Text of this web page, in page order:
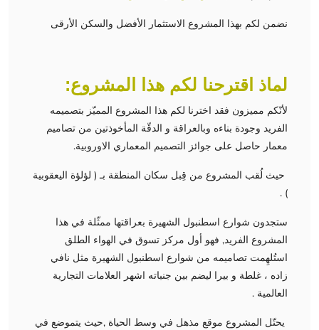
نضمن لكم بهذا المشروع الاستثمار الأفضل والسكن الأرقى
لماذ اقترحنا لكم هذا المشروع:
لأنّكم مميزون فقد اخترنا لكم هذا المشروع المميّز بتصميمه
الفريد وجودة بناءه وبالعراقة و الدقّة المأخوذتين من تصاميم
معمار حاصل على جوائز التصميم المعماري الاوروبية.
حيث لُقب المشروع من قِبل سكان المنطقة بـ ( لؤلؤة اليعقوبية
) .
ستجدون شوارع اسطنبول الشهيرة بعراقتها ممثّلة في هذا
المشروع الفريد, فهو أول مركز تسوق في الهواء الطلق
استُلهِمت تصاميمه من شوارع اسطنبول الشهيرة مثل نافي
زاده ، غلطة و بيرا ليضم بين جنباته اشهر العلامات التجارية
العالمية .
يحتّل المشروع موقع مذهل في وسط الحياة ,حيث يتموضع في